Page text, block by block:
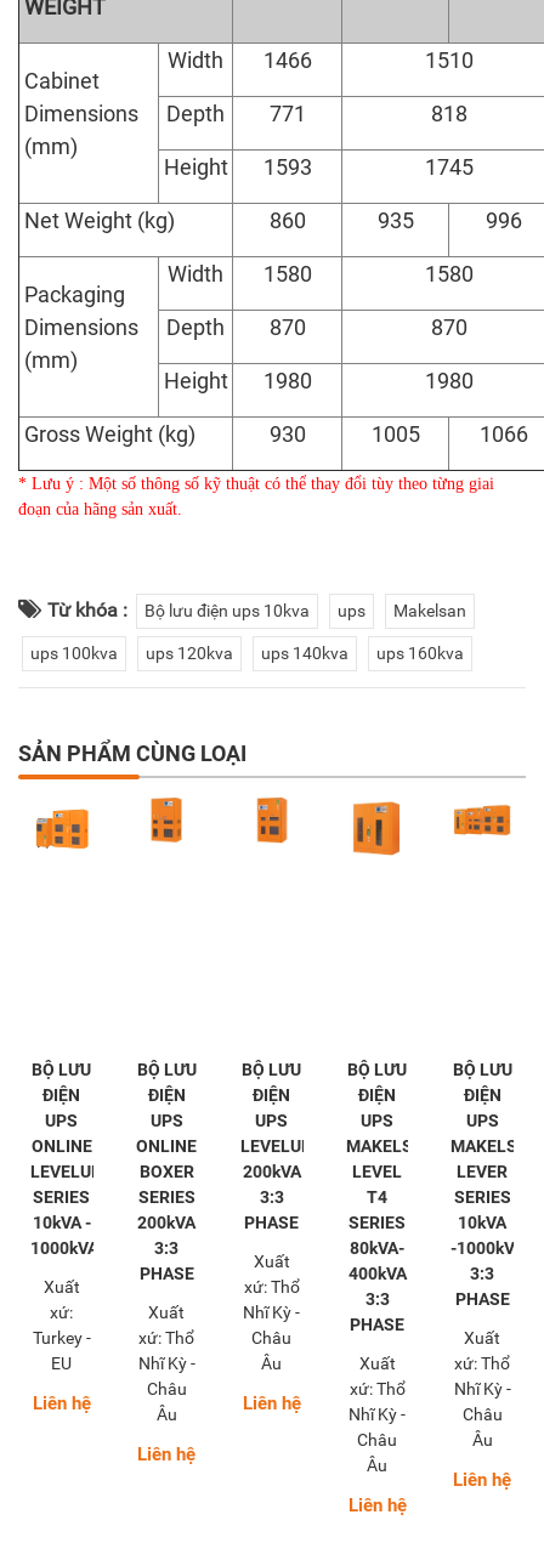
WEIGHT
Cabinet
Dimensions
(mm)
Width 1466 1510
Depth 771 818
Height 1593 1745
Net Weight (kg) 860 935 996
Packaging
Dimensions
(mm)
Width 1580 1580
Depth 870 870
Height 1980 1980
Gross Weight (kg) 930 1005 1066
* Lưu ý : Một số thông số kỹ thuật có thể thay đổi tùy theo từng giai
đoạn của hãng sản xuất.
Từ khóa : Bộ lưu điện ups 10kva ups Makelsan
ups 100kva ups 120kva ups 140kva ups 160kva
SẢN PHẨM CÙNG LOẠI
BỘ LƯU
ĐIỆN
UPS
ONLINE
LEVELUPS
SERIES
10kVA -
1000kVA
Xuất
xứ:
Turkey -
EU
Liên hệ
BỘ LƯU
ĐIỆN
UPS
ONLINE
BOXER
SERIES
200kVA
3:3
PHASE
Xuất
xứ: Thổ
Nhĩ Kỳ -
Châu
Âu
Liên hệ
BỘ LƯU
ĐIỆN
UPS
LEVELUPS
200kVA
3:3
PHASE
Xuất
xứ: Thổ
Nhĩ Kỳ -
Châu
Âu
Liên hệ
BỘ LƯU
ĐIỆN
UPS
MAKELSAN
LEVEL
T4
SERIES
80kVA-
400kVA
3:3
PHASE
Xuất
xứ: Thổ
Nhĩ Kỳ -
Châu
Âu
Liên hệ
BỘ LƯU
ĐIỆN
UPS
MAKELSAN
LEVER
SERIES
10kVA
-1000kVA
3:3
PHASE
Xuất
xứ: Thổ
Nhĩ Kỳ -
Châu
Âu
Liên hệ